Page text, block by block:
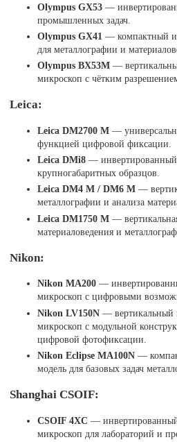
Olympus GX53 —
промышленных задач.
Olympus GX41 — компактный
для металлографии и
Olympus BX53M —
микроскоп с чётким
Leica:
Leica DM2700 M —
функцией цифровой фиксации.
Leica DMi8 — инвертированный
крупногабаритных образцов.
Leica DM4 M / DM6 M —
металлографии и анализа
Leica DM1750 M —
материаловедения и
Nikon:
Nikon MA200 —
микроскоп с цифровыми
Nikon LV150N — вертикальный
микроскоп с модульной
цифровой фотофиксации.
Nikon Eclipse MA100N —
модель для базовых задач
Shanghai CSOIF:
CSOIF 4XC —
микроскоп для лабораторий и